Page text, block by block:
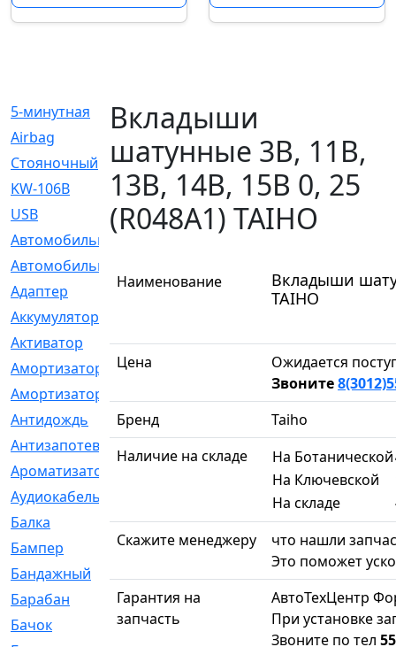
5-минутная
[1]
Airbag
[18]
Cтояночный
[1]
KW-106B
USB
[6]
Автомобильное
Автомобильный
Адаптер
[3]
Аккумулятор
Активатор
[1]
Амортизатор
Амортизаторы
Антидождь
Антизапотеватель
Ароматизатор
Аудиокабель
Балка
[58]
Бампер
[137]
Бандажный
[6]
Барабан
[5]
Бачок
[40]
Вкладыши
шатунные 3B, 11B,
13B, 14B, 15B 0, 25
(R048A1) TAIHO
Наименование
Вкладыши
TAIHO
Цена
Ожидается
Звоните
Бренд
Taiho
Наличие на складе
На Ботанической
На Ключевской
На складе
Скажите менеджеру
что нашли
Это поможет
Гарантия на
запчасть
АвтоТехЦентр
При установке
Звоните по тел